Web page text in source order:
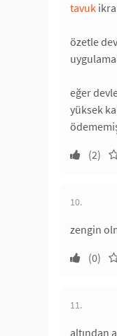
tavuk
özetle
eğer
yüksek
(2)
10.
zengin
(0)
11.
altından